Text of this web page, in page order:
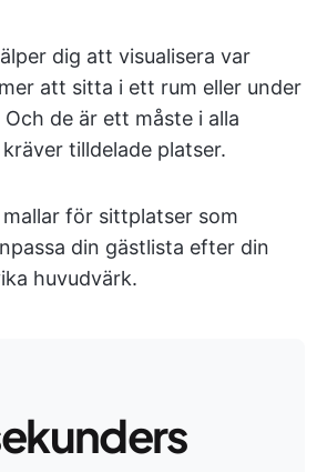
dig att visualisera var
att sitta i ett rum eller under
de är ett måste i alla
tilldelade platser.
för sittplatser som
din gästlista efter din
huvudvärk.